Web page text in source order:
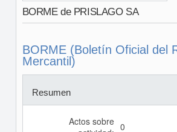
BORME de PRISLAGO SA
BORME (Boletín Oficial del
Mercantil)
Resumen
Actos sobre 0